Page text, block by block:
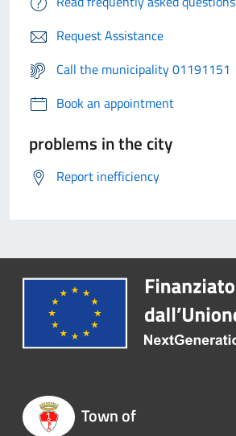
Request Assistance
Call the municipality 01191151
Book an appointment
problems in the city
Report inefficiency
Town of